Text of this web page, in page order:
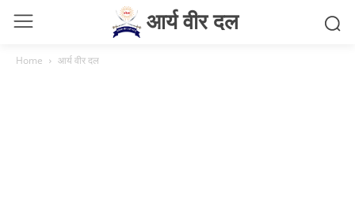
आर्य वीर दल
Home आर्य वीर दल